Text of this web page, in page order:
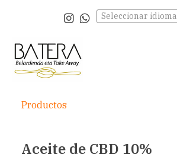
Seleccionar idioma
Productos
Aceite de CBD 10%